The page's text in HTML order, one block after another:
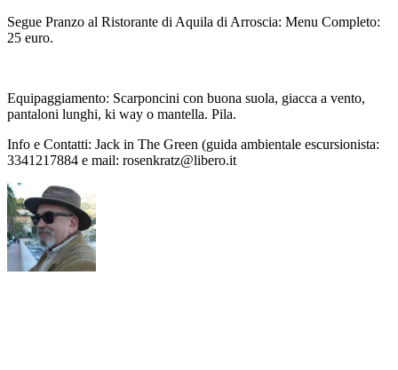
Segue Pranzo al Ristorante di Aquila di Arroscia: Menu Completo:
25 euro.
Equipaggiamento: Scarponcini con buona suola, giacca a vento,
pantaloni lunghi, ki way o mantella. Pila.
Info e Contatti: Jack in The Green (guida ambientale escursionista:
3341217884 e mail: rosenkratz@libero.it